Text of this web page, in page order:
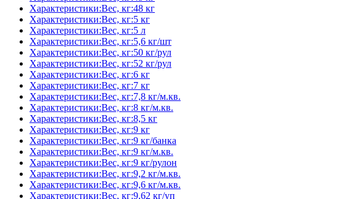
Характеристики:Вес, кг:48 кг
Характеристики:Вес, кг:5 кг
Характеристики:Вес, кг:5 л
Характеристики:Вес, кг:5,6 кг/шт
Характеристики:Вес, кг:50 кг/рул
Характеристики:Вес, кг:52 кг/рул
Характеристики:Вес, кг:6 кг
Характеристики:Вес, кг:7 кг
Характеристики:Вес, кг:7,8 кг/м.кв.
Характеристики:Вес, кг:8 кг/м.кв.
Характеристики:Вес, кг:8,5 кг
Характеристики:Вес, кг:9 кг
Характеристики:Вес, кг:9 кг/банка
Характеристики:Вес, кг:9 кг/м.кв.
Характеристики:Вес, кг:9 кг/рулон
Характеристики:Вес, кг:9,2 кг/м.кв.
Характеристики:Вес, кг:9,6 кг/м.кв.
Характеристики:Вес, кг:9,62 кг/уп